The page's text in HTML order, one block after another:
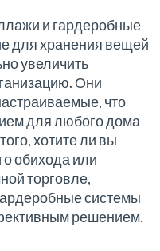
и гардеробные
для хранения вещей
увеличить
Они
что
для любого дома
хотите ли вы
обихода или
торговле,
системы
решением.